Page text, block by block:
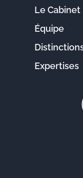
Le Cabinet
Équipe
Expertises